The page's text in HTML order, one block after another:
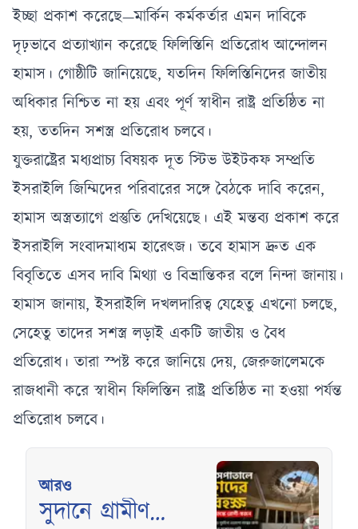
ইচ্ছা প্রকাশ করেছে—মার্কিন কর্মকর্তার এমন দাবিকে
দৃঢ়ভাবে প্রত্যাখ্যান করেছে ফিলিস্তিনি প্রতিরোধ আন্দোলন
হামাস। গোষ্ঠীটি জানিয়েছে, যতদিন ফিলিস্তিনিদের জাতীয়
অধিকার নিশ্চিত না হয় এবং পূর্ণ স্বাধীন রাষ্ট্র প্রতিষ্ঠিত না
হয়, ততদিন সশস্ত্র প্রতিরোধ চলবে।
যুক্তরাষ্ট্রের মধ্যপ্রাচ্য বিষয়ক দূত স্টিভ উইটকফ সম্প্রতি
ইসরাইলি জিম্মিদের পরিবারের সঙ্গে বৈঠকে দাবি করেন,
হামাস অস্ত্রত্যাগে প্রস্তুতি দেখিয়েছে। এই মন্তব্য প্রকাশ করে
ইসরাইলি সংবাদমাধ্যম হারেৎজ। তবে হামাস দ্রুত এক
বিবৃতিতে এসব দাবি মিথ্যা ও বিভ্রান্তিকর বলে নিন্দা জানায়।
হামাস জানায়, ইসরাইলি দখলদারিত্ব যেহেতু এখনো চলছে,
সেহেতু তাদের সশস্ত্র লড়াই একটি জাতীয় ও বৈধ
প্রতিরোধ। তারা স্পষ্ট করে জানিয়ে দেয়, জেরুজালেমকে
রাজধানী করে স্বাধীন ফিলিস্তিন রাষ্ট্র প্রতিষ্ঠিত না হওয়া পর্যন্ত
প্রতিরোধ চলবে।
আরও
সুদানে গ্রামীণ